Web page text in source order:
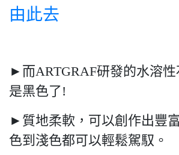
由此去
►而ARTGRAF研發的水溶
是黑色了!
►質地柔軟，可以創作出豐
色到淺色都可以輕鬆駕馭。